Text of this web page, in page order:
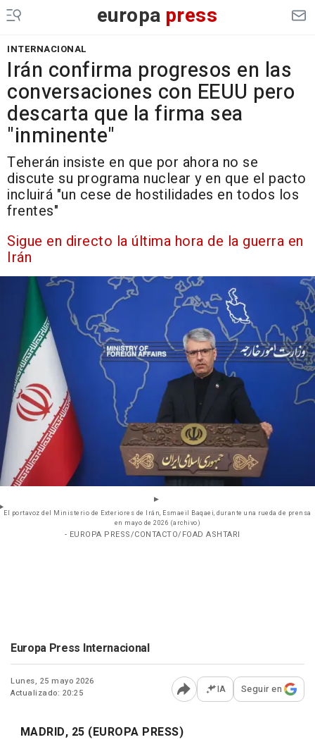
europa press
INTERNACIONAL
Irán confirma progresos en las
conversaciones con EEUU pero
descarta que la firma sea
"inminente"
Teherán insiste en que por ahora no se
discute su programa nuclear y en que el pacto
incluirá "un cese de hostilidades en todos los
frentes"
Sigue en directo la última hora de la guerra en
Irán
El portavoz del Ministerio de Exteriores de Irán, Esmaeil Baqaei, durante una rueda de prensa
en mayo de 2026 (archivo)
- EUROPA PRESS/CONTACTO/FOAD ASHTARI
Europa Press Internacional
Lunes, 25 mayo 2026
Actualizado: 20:25
Abrir opciones para
IA Seguir en
MADRID, 25 (EUROPA PRESS)